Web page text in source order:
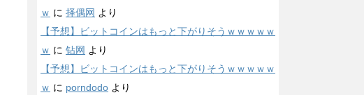
ｗ に 择偶网 より
【予想】ビットコインはもっと下がりそうｗｗｗｗｗ
ｗ に 钻网 より
【予想】ビットコインはもっと下がりそうｗｗｗｗｗ
ｗ に porndodo より